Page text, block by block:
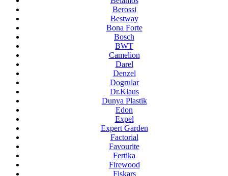
Berossi
Bestway
Bona Forte
Bosch
BWT
Camelion
Darel
Denzel
Dogrular
Dr.Klaus
Dunya Plastik
Edon
Expel
Expert Garden
Factorial
Favourite
Fertika
Firewood
Fiskars